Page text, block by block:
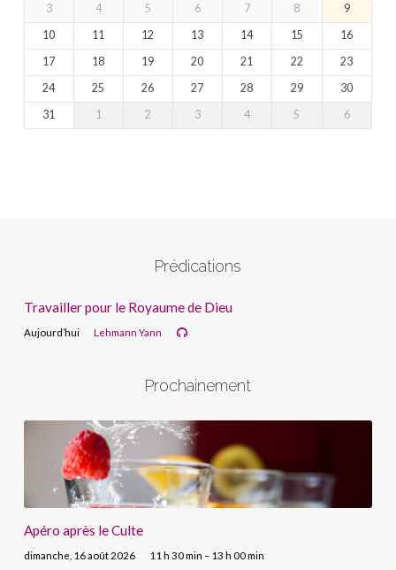
3
4 5 6 7 8
9
10
11 12 13 14 15
16
17
18 19 20 21 22
23
24
25 26 27 28 29
30
31
1 2 3 4 5 6
Prédications
Travailler pour le Royaume de Dieu
Aujourd’hui Lehmann Yann
Prochainement
Apéro après le Culte
dimanche, 16 août 2026 11 h 30 min – 13 h 00 min